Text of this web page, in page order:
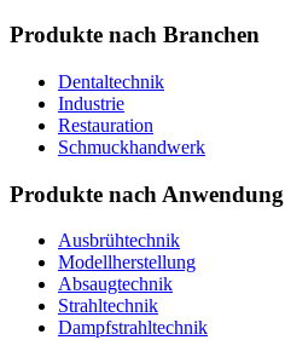
Produkte nach Branchen
Dentaltechnik
Industrie
Restauration
Schmuckhandwerk
Produkte nach Anwendung
Ausbrühtechnik
Modellherstellung
Absaugtechnik
Strahltechnik
Dampfstrahltechnik